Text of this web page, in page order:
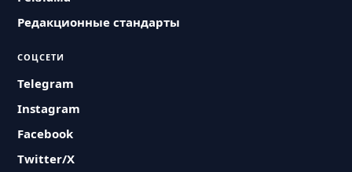
Редакционные стандарты
СОЦСЕТИ
Telegram
Instagram
Facebook
Twitter/X